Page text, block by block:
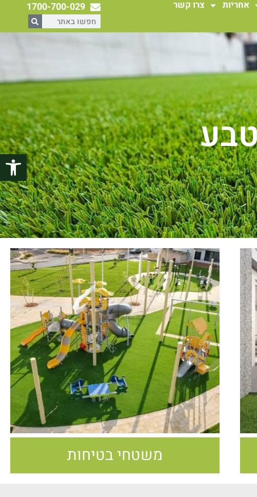
אחריות צרו קשר 1700-700-029
משטחי בטיחות